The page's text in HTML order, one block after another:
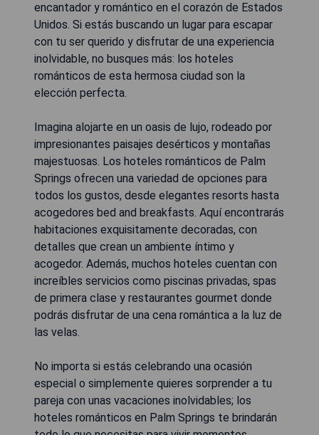
encantador y romántico en el corazón de Estados
Unidos. Si estás buscando un lugar para escapar
con tu ser querido y disfrutar de una experiencia
inolvidable, no busques más: los hoteles
románticos de esta hermosa ciudad son la
elección perfecta.
Imagina alojarte en un oasis de lujo, rodeado por
impresionantes paisajes desérticos y montañas
majestuosas. Los hoteles románticos de Palm
Springs ofrecen una variedad de opciones para
todos los gustos, desde elegantes resorts hasta
acogedores bed and breakfasts. Aquí encontrarás
habitaciones exquisitamente decoradas, con
detalles que crean un ambiente íntimo y
acogedor. Además, muchos hoteles cuentan con
increíbles servicios como piscinas privadas, spas
de primera clase y restaurantes gourmet donde
podrás disfrutar de una cena romántica a la luz de
las velas.
No importa si estás celebrando una ocasión
especial o simplemente quieres sorprender a tu
pareja con unas vacaciones inolvidables; los
hoteles románticos en Palm Springs te brindarán